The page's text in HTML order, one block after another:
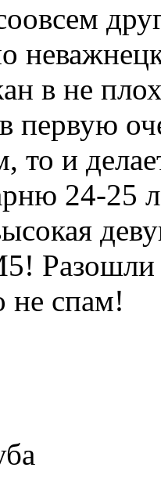
в не
первую
то и
24-25
Разошли
не спам!